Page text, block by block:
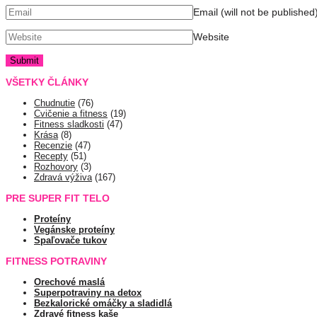
Email (will not be published)
Website
VŠETKY ČLÁNKY
Chudnutie (76)
Cvičenie a fitness (19)
Fitness sladkosti (47)
Krása(8)
Recenzie (47)
Recepty (51)
Rozhovory (3)
Zdravá výživa(167)
PRE SUPER FIT TELO
Proteíny
Vegánske proteíny
Spaľovače tukov
FITNESS POTRAVINY
Orechové maslá
Superpotraviny na detox
Bezkalorické omáčky a sladidlá
Zdravé fitness kaše